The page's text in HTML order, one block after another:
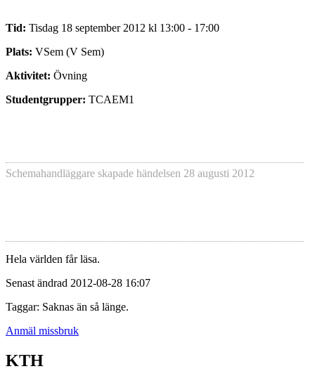
Tid: Tisdag 18 september 2012 kl 13:00 - 17:00
Plats: VSem (V Sem)
Aktivitet: Övning
Studentgrupper: TCAEM1
Schemahandläggare skapade händelsen 28 augusti 2012
Hela världen får läsa.
Senast ändrad 2012-08-28 16:07
Taggar: Saknas än så länge.
Anmäl missbruk
KTH